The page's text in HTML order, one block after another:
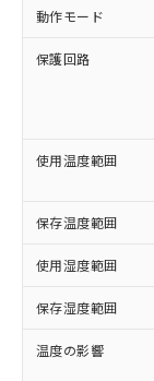
動作モード
保護回路
使用温度範囲
保存温度範囲
使用湿度範囲
保存湿度範囲
温度の影響
ご利
以下の
ご利用
(
※1 対応
対
非含有
対応予
有に対
対応予
非含有
調査・
非含有
非該当
害物質
※1 中
「○」：
基準値